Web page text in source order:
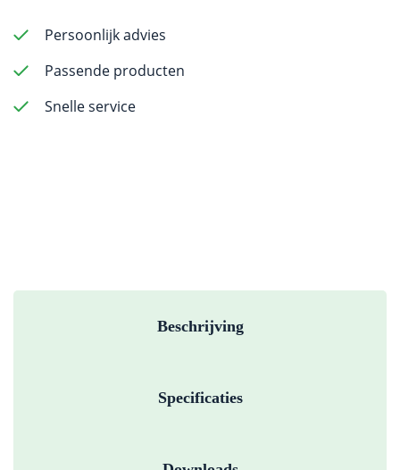
Endo
aantal
Persoonlijk advies
Passende producten
Snelle service
Beschrijving
Specificaties